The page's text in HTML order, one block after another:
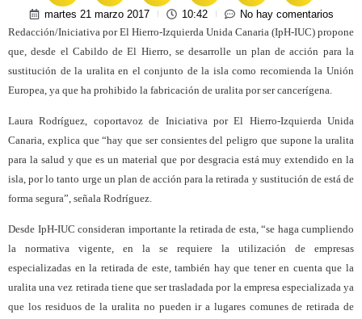
martes 21 marzo 2017 10:42
No hay comentarios
Redacción/Iniciativa por El Hierro-Izquierda Unida Canaria (IpH-IUC) propone
que, desde el Cabildo de El Hierro, se desarrolle un plan de acción para la
sustitución de la uralita en el conjunto de la isla como recomienda la Unión
Europea, ya que ha prohibido la fabricación de uralita por ser cancerígena.
Laura Rodríguez, coportavoz de Iniciativa por El Hierro-Izquierda Unida
Canaria, explica que “hay que ser consientes del peligro que supone la uralita
para la salud y que es un material que por desgracia está muy extendido en la
isla, por lo tanto urge un plan de acción para la retirada y sustitución de está de
forma segura”, señala Rodríguez.
Desde IpH-IUC consideran importante la retirada de esta, “se haga cumpliendo
la normativa vigente, en la se requiere la utilización de empresas
especializadas en la retirada de este, también hay que tener en cuenta que la
uralita una vez retirada tiene que ser trasladada por la empresa especializada ya
que los residuos de la uralita no pueden ir a lugares comunes de retirada de